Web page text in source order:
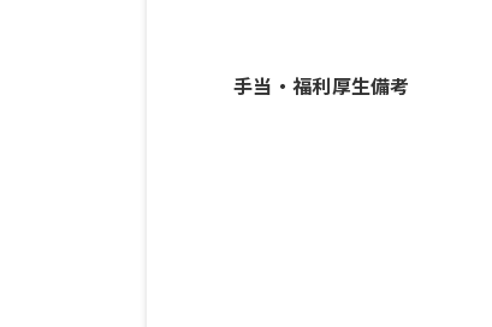
手当・福利厚生備考